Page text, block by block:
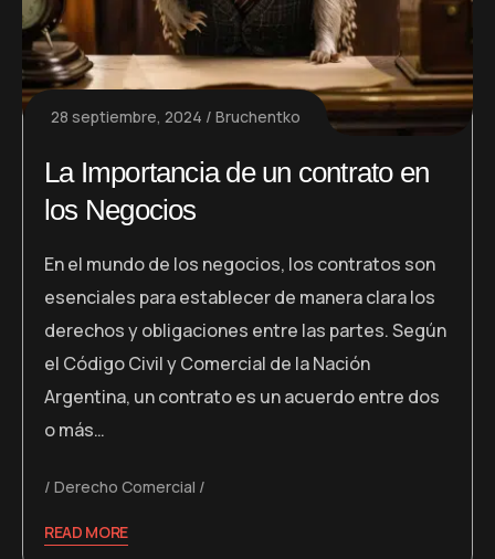
28 septiembre, 2024 Bruchentko
La Importancia de un contrato en
los Negocios
En el mundo de los negocios, los contratos son
esenciales para establecer de manera clara los
derechos y obligaciones entre las partes. Según
el Código Civil y Comercial de la Nación
Argentina, un contrato es un acuerdo entre dos
o más…
Derecho Comercial
READ MORE